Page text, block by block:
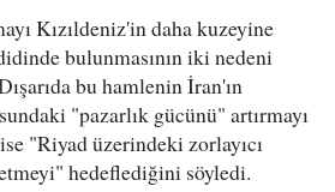
Kızıldeniz'in daha kuzeyine
bulunmasının iki nedeni
bu hamlenin İran'ın
"pazarlık gücünü" artırmayı
"Riyad üzerindeki zorlayıcı
hedeflediğini söyledi.